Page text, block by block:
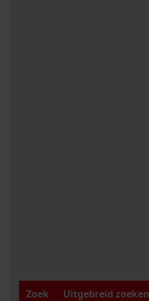
Zoek
Uitgebreid zoeken